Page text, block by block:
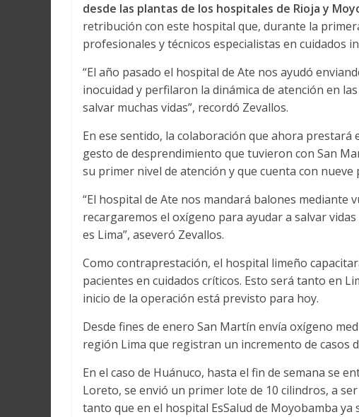
desde las plantas de los hospitales de Rioja y
retribución con este hospital que, durante la
profesionales y técnicos especialistas en cuidados
“El año pasado el hospital de Ate nos ayudó
inocuidad y perfilaron la dinámica de atención en
salvar muchas vidas”, recordó Zevallos.
En ese sentido, la colaboración que ahora
gesto de desprendimiento que tuvieron con San
su primer nivel de atención y que cuenta con
“El hospital de Ate nos mandará balones mediante
recargaremos el oxígeno para ayudar a salvar
es Lima”, aseveró Zevallos.
Como contraprestación, el hospital limeño
pacientes en cuidados críticos. Esto será tanto en
inicio de la operación está previsto para hoy.
Desde fines de enero San Martín envía oxígeno
región Lima que registran un incremento de casos
En el caso de Huánuco, hasta el fin de semana se
Loreto, se envió un primer lote de 10 cilindros, a
tanto que en el hospital EsSalud de Moyobamba